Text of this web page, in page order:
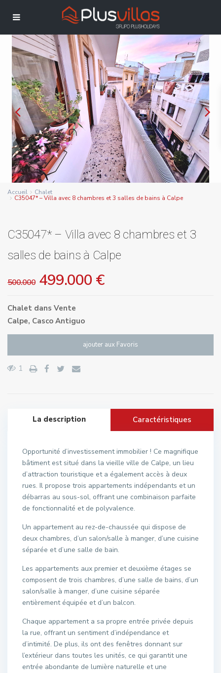
Accueil Chalet
C35047* – Villa avec 8 chambres et 3 salles de bains à Calpe
C35047* – Villa avec 8 chambres et 3
salles de bains à Calpe
500.000 499.000 €
Chalet dans Vente
Calpe, Casco Antiguo
ajouter aux Favoris
1
La description Caractéristiques
Opportunité d’investissement immobilier ! Ce magnifique
bâtiment est situé dans la vieille ville de Calpe, un lieu
d’attraction touristique et a également accès à deux
rues. Il propose trois appartements indépendants et un
débarras au sous-sol, offrant une combinaison parfaite
de fonctionnalité et de polyvalence.
Un appartement au rez-de-chaussée qui dispose de
deux chambres, d’un salon/salle à manger, d’une cuisine
séparée et d’une salle de bain.
Les appartements aux premier et deuxième étages se
composent de trois chambres, d’une salle de bains, d’un
salon/salle à manger, d’une cuisine séparée
entièrement équipée et d’un balcon.
Chaque appartement a sa propre entrée privée depuis
la rue, offrant un sentiment d’indépendance et
d’intimité. De plus, ils ont des fenêtres donnant sur
l’extérieur dans toutes les unités, ce qui garantit une
entrée abondante de lumière naturelle et une